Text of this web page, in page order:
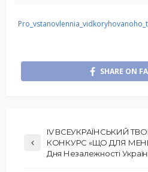
SHARE ON
IV ВСЕУКРАЇНСЬКИЙ
КОНКУРС «ЩО ДЛЯ МЕНЕ
Дня Незалежності